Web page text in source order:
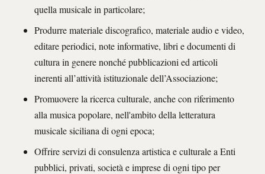
quella musicale in particolare;
Produrre materiale discografico, materiale audio e video,
editare periodici, note informative, libri e documenti di
cultura in genere nonché pubblicazioni ed articoli
inerenti all’attività istituzionale dell’Associazione;
Promuovere la ricerca culturale, anche con riferimento
alla musica popolare, nell'ambito della letteratura
musicale siciliana di ogni epoca;
Offrire servizi di consulenza artistica e culturale a Enti
pubblici, privati, società e imprese di ogni tipo per